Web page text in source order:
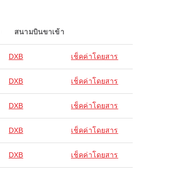
สนามบินขาเข้า
DXB เช็คค่าโดยสาร
DXB เช็คค่าโดยสาร
DXB เช็คค่าโดยสาร
DXB เช็คค่าโดยสาร
DXB เช็คค่าโดยสาร